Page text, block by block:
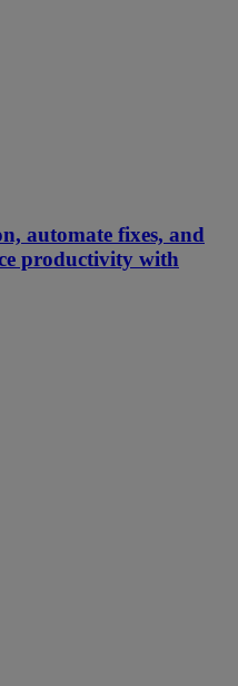
automate fixes, and
productivity with